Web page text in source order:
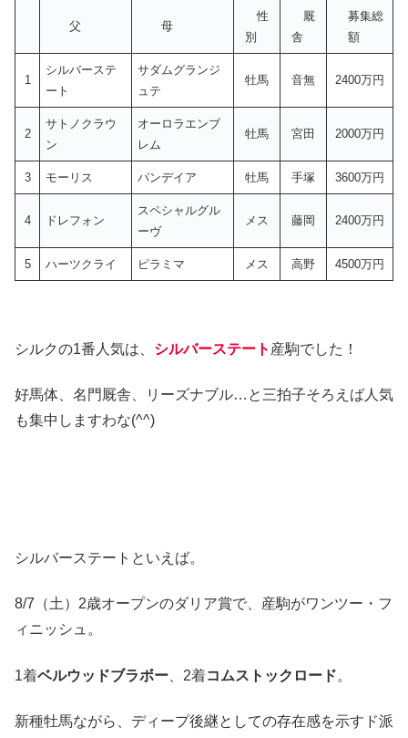
父 母
性
別
厩
舎
募集総
額
1
シルバーステ
ート
サダムグランジ
ュテ
牡馬 音無 2400万円
2
サトノクラウ
ン
オーロラエンブ
レム
牡馬 宮田 2000万円
3 モーリス パンデイア 牡馬 手塚 3600万円
4 ドレフォン
スペシャルグル
ーヴ
メス 藤岡 2400万円
5 ハーツクライ ピラミマ メス 高野 4500万円
シルクの1番人気は、 シルバーステート 産駒でした！
好馬体、名門厩舎、リーズナブル…と三拍子そろえば人気
も集中しますわな(^^)
シルバーステートといえば。
8/7（土）2歳オープンのダリア賞で、産駒がワンツー・フ
ィニッシュ。
1着ベルウッドブラボー 、2着コムストックロード。
新種牡馬ながら、ディープ後継としての存在感を示すド派